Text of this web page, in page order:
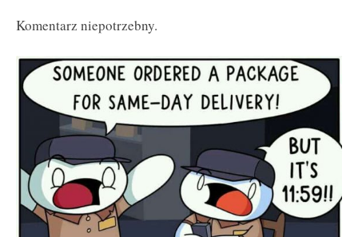
Komentarz niepotrzebny.